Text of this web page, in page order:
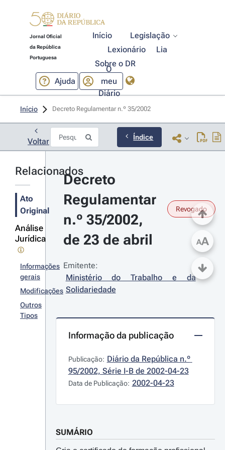
Jornal Oficial
da República
Portuguesa
Início
Legislação
Lexionário
Lia
Sobre o DR
Ajuda
O
meu
Diário
Início Decreto Regulamentar n.º 35/2002
Voltar Índice
Relacionados
Ato
Original
Análise
Jurídica
Informações
gerais
Modificações
Outros
Tipos
Decreto
Regulamentar
n.º 35/2002,
de 23 de abril
Revogado
Emitente:
Ministério do Trabalho e da
Solidariedade
Informação da publicação
Publicação: Diário da República n.º
95/2002, Série I-B de 2002-04-23
Data de Publicação: 2002-04-23
SUMÁRIO
AA